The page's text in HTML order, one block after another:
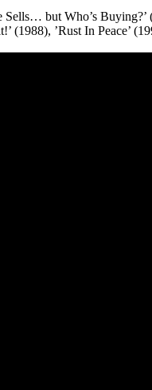
Sells… but Who’s Buying?’
(1988), ’Rust In Peace’